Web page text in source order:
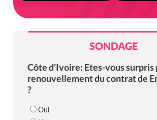
SONDAGE
Côte d'Ivoire: Etes-vous surpris
renouvellement du contrat de
?
Oui